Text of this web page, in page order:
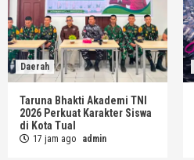
Daerah
Taruna Bhakti Akademi TNI
2026 Perkuat Karakter Siswa
di Kota Tual
17 jam ago admin